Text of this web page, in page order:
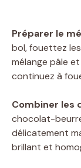
Préparer le
bol, fouettez
mélange pâle
continuez à
Combiner les
chocolat-
délicatement
brillant et